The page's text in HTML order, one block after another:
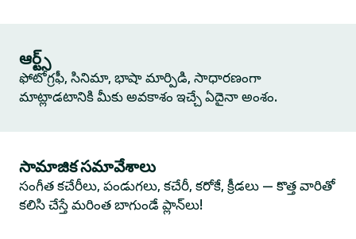
ఆర్ట్స్
ఫోటోగ్రఫీ, సినిమా, భాషా మార్పిడి, సాధారణంగా
మాట్లాడటానికి మీకు అవకాశం ఇచ్చే ఏదైనా అంశం.
సామాజిక సమావేశాలు
సంగీత కచేరీలు, పండుగలు, కచేరీ, కరోకే, క్రీడలు — కొత్త వారితో
కలిసి చేస్తే మరింత బాగుండే ప్లాన్‌లు!